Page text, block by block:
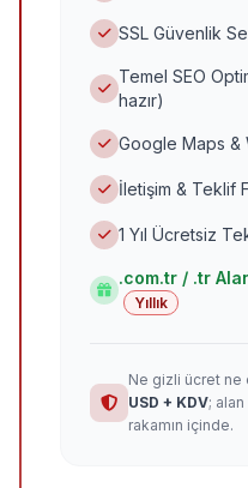
SSL Güvenlik
Temel SEO
hazır)
Google Maps &
İletişim & Teklif
1 Yıl Ücretsiz
.com.tr / .tr
Yıllık
Ne gizli ücret ne
USD + KDV; alan
rakamın içinde.